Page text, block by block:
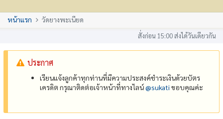
หน้าแรก วัดยางพะเนียด
สั่งก่อน 15:00 ส่งได้วันเดียวกัน
ประกาศ
เรียนแจ้งลูกค้าทุกท่านที่มีความประสงค์ชำระเงินด้วยบัตร
เครดิต กรุณาติดต่อเจ้าหน้าที่ทางไลน์@‌sukati ขอบคุณค่ะ